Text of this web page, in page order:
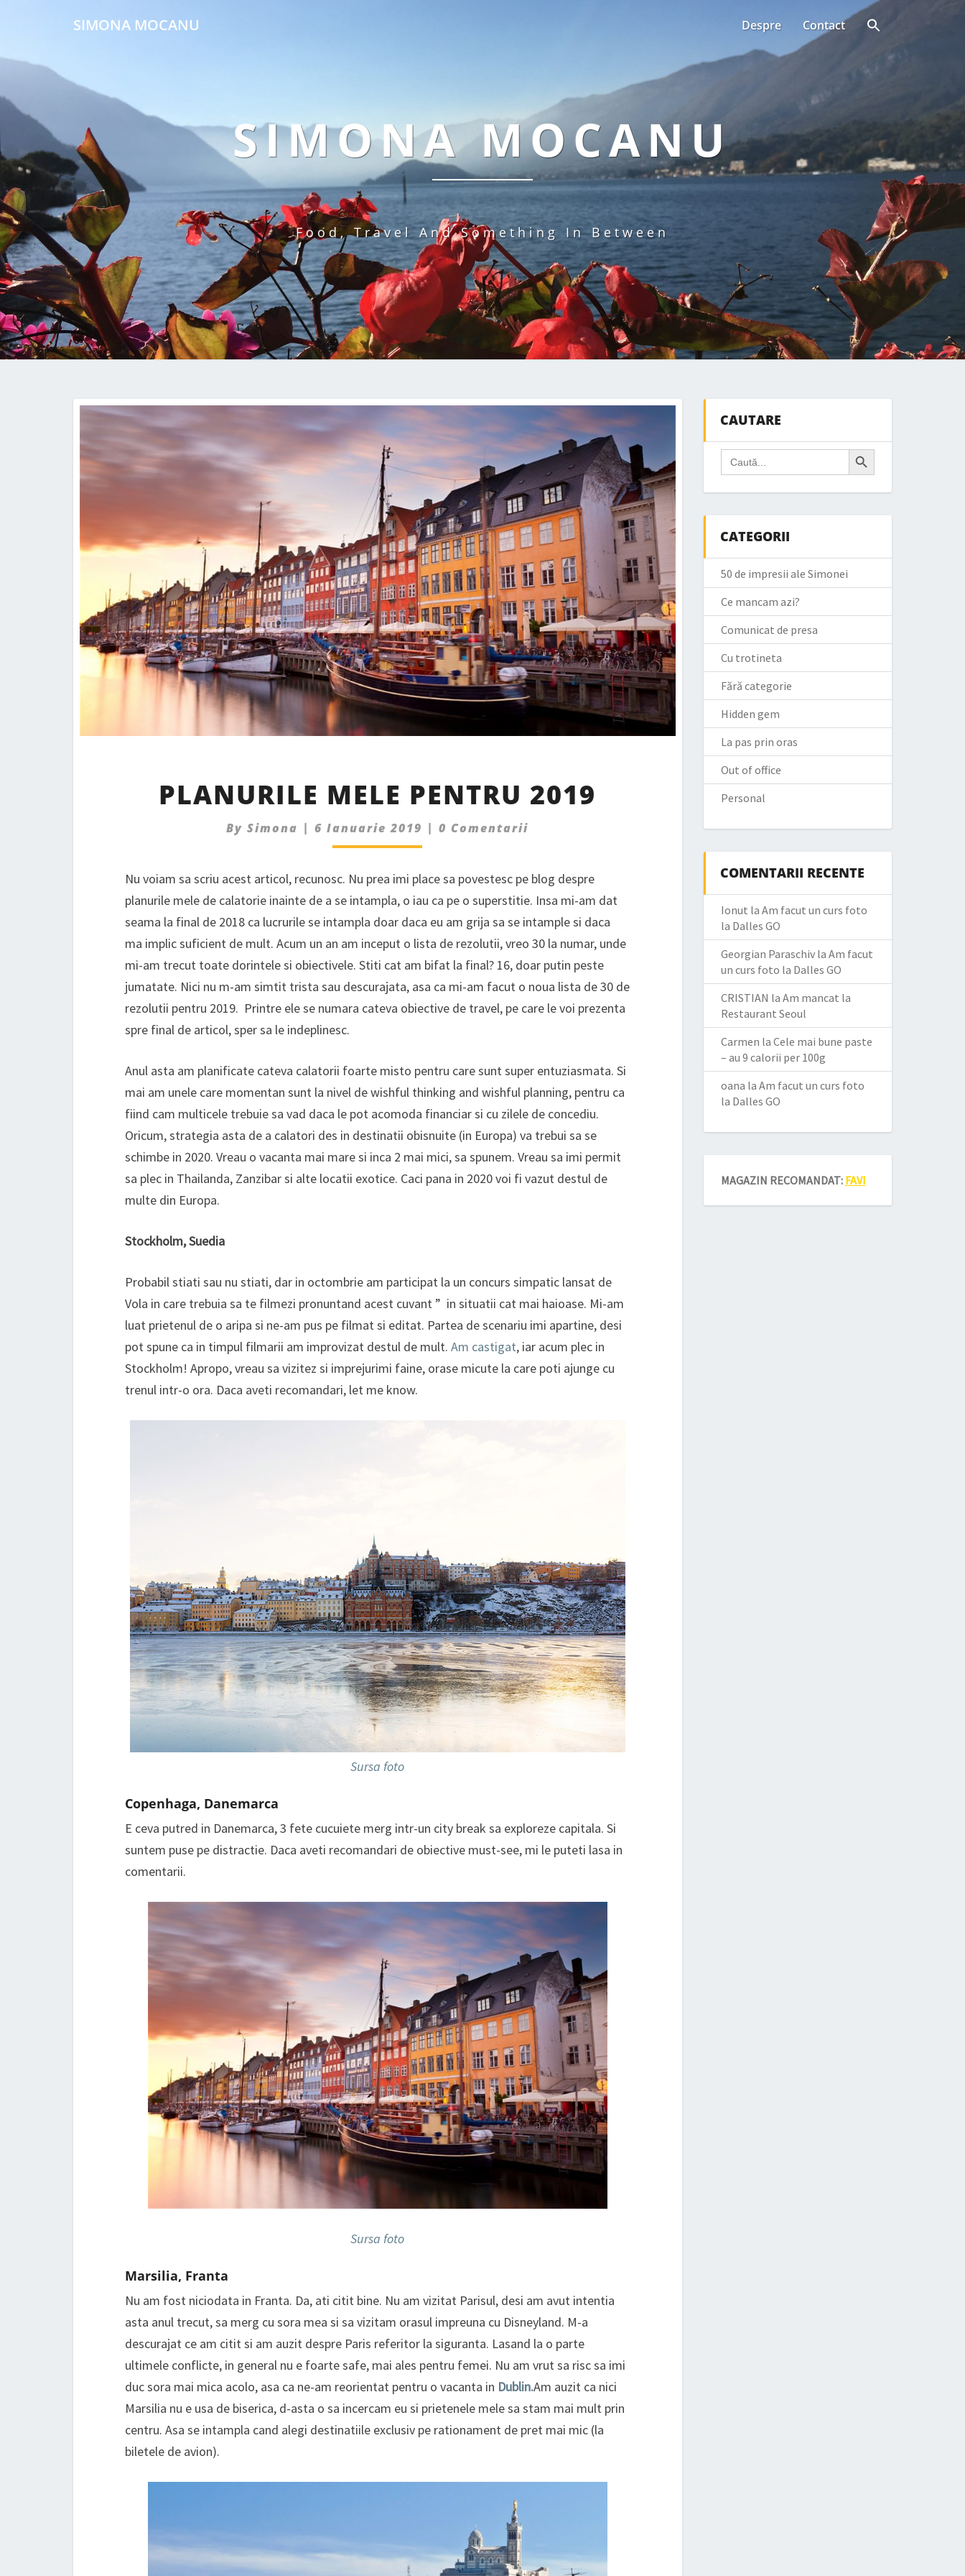
SIMONA MOCANU Despre Contact
SIMONA MOCANU
Food, Travel And Something In Between
MELE
2019
PLANURILE MELE PENTRU 2019
BySimona |6 Ianuarie 2019 |Comments
0 Comentarii
Nu voiam sa scriu acest articol, recunosc. Nu prea imi place sa povestesc pe blog despre
planurile mele de calatorie inainte de a se intampla, o iau ca pe o superstitie. Insa mi-am dat
seama la final de 2018 ca lucrurile se intampla doar daca eu am grija sa se intample si daca
ma implic suficient de mult. Acum un an am inceput o lista de rezolutii, vreo 30 la numar, unde
mi-am trecut toate dorintele si obiectivele. Stiti cat am bifat la final? 16, doar putin peste
jumatate. Nici nu m-am simtit trista sau descurajata, asa ca mi-am facut o noua lista de 30 de
rezolutii pentru 2019. Printre ele se numara cateva obiective de travel, pe care le voi prezenta
spre final de articol, sper sa le indeplinesc.
Anul asta am planificate cateva calatorii foarte misto pentru care sunt super entuziasmata. Si
mai am unele care momentan sunt la nivel de wishful thinking and wishful planning, pentru ca
fiind cam multicele trebuie sa vad daca le pot acomoda financiar si cu zilele de concediu.
Oricum, strategia asta de a calatori des in destinatii obisnuite (in Europa) va trebui sa se
schimbe in 2020. Vreau o vacanta mai mare si inca 2 mai mici, sa spunem. Vreau sa imi permit
sa plec in Thailanda, Zanzibar si alte locatii exotice. Caci pana in 2020 voi fi vazut destul de
multe din Europa.
Stockholm, Suedia
Probabil stiati sau nu stiati, dar in octombrie am participat la un concurs simpatic lansat de
Vola in care trebuia sa te filmezi pronuntand acest cuvant ” in situatii cat mai haioase. Mi-am
luat prietenul de o aripa si ne-am pus pe filmat si editat. Partea de scenariu imi apartine, desi
pot spune ca in timpul filmarii am improvizat destul de mult. Am castigat, iar acum plec in
Stockholm! Apropo, vreau sa vizitez si imprejurimi faine, orase micute la care poti ajunge cu
trenul intr-o ora. Daca aveti recomandari, let me know.
Sursa foto
Copenhaga, Danemarca
E ceva putred in Danemarca, 3 fete cucuiete merg intr-un city break sa exploreze capitala. Si
suntem puse pe distractie. Daca aveti recomandari de obiective must-see, mi le puteti lasa in
comentarii.
Sursa foto
Marsilia, Franta
Nu am fost niciodata in Franta. Da, ati citit bine. Nu am vizitat Parisul, desi am avut intentia
asta anul trecut, sa merg cu sora mea si sa vizitam orasul impreuna cu Disneyland. M-a
descurajat ce am citit si am auzit despre Paris referitor la siguranta. Lasand la o parte
ultimele conflicte, in general nu e foarte safe, mai ales pentru femei. Nu am vrut sa risc sa imi
duc sora mai mica acolo, asa ca ne-am reorientat pentru o vacanta in Dublin.Am auzit ca nici
Marsilia nu e usa de biserica, d-asta o sa incercam eu si prietenele mele sa stam mai mult prin
centru. Asa se intampla cand alegi destinatiile exclusiv pe rationament de pret mai mic (la
biletele de avion).
CAUTARE
Search
for:
Search Button
CATEGORII
50 de impresii ale Simonei
Ce mancam azi?
Comunicat de presa
Cu trotineta
Fără categorie
Hidden gem
La pas prin oras
Out of office
Personal
COMENTARII RECENTE
Ionut la Am facut un curs foto
la Dalles GO
Georgian Paraschivla Am facut
un curs foto la Dalles GO
CRISTIAN la Am mancat la
Restaurant Seoul
Carmen la Cele mai bune paste
– au 9 calorii per 100g
oana la Am facut un curs foto
la Dalles GO
MAGAZIN RECOMANDAT: FAVI